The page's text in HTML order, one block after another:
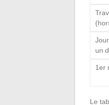
un
1er
Le